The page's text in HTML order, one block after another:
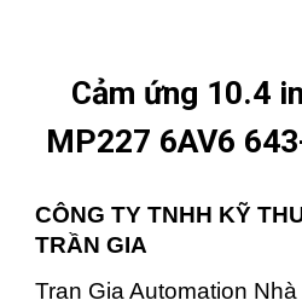
Cảm ứng 10.4
MP227 6AV6
CÔNG TY TNHH KỸ
TRẦN GIA
Tran Gia Automation